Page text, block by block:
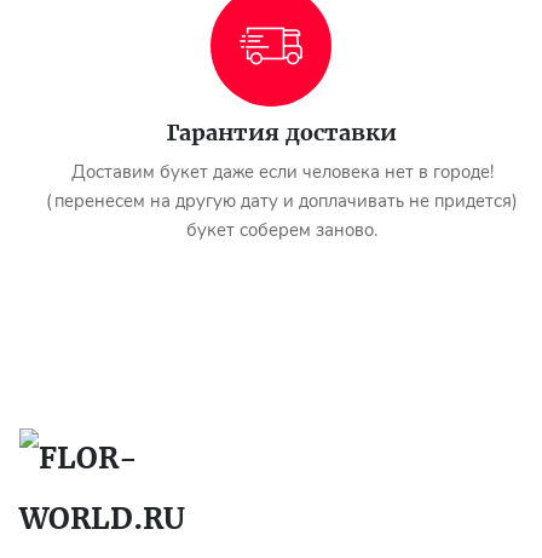
Гарантия доставки
Доставим букет даже если человека нет в городе!
(перенесем на другую дату и доплачивать не придется)
букет соберем заново.